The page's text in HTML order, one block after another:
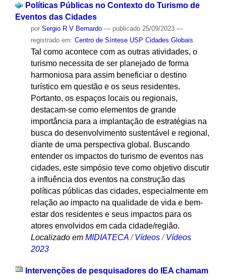
Políticas Públicas no Contexto do Turismo de
Eventos das Cidades
por Sergio R V Bernardo — publicado25/09/2023 —
registrado em: Centro de Síntese USP Cidades Globais
Tal como acontece com as outras atividades, o
turismo necessita de ser planejado de forma
harmoniosa para assim beneficiar o destino
turístico em questão e os seus residentes.
Portanto, os espaços locais ou regionais,
destacam-se como elementos de grande
importância para a implantação de estratégias na
busca do desenvolvimento sustentável e regional,
diante de uma perspectiva global. Buscando
entender os impactos do turismo de eventos nas
cidades, este simpósio teve como objetivo discutir
a influência dos eventos na construção das
políticas públicas das cidades, especialmente em
relação ao impacto na qualidade de vida e bem-
estar dos residentes e seus impactos para os
atores envolvidos em cada cidade/região.
Localizado em MIDIATECA /Vídeos /Vídeos
2023
Intervenções de pesquisadores do IEA chamam